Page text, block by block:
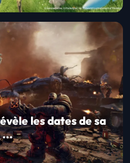
les dates de sa
...